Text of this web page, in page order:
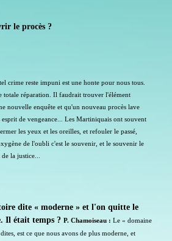
le procès ?
crime reste impuni est une honte pour nous tous.
totale réparation. Il faudrait trouver l'élément
nouvelle enquête et qu'un nouveau procès lave
esprit de vengeance... Les Martiniquais ont souvent
les yeux et les oreilles, et refouler le passé,
de l'oubli c'est le souvenir, et le souvenir le
la justice...
dite « moderne » et l'on quitte le
Il était temps ? P. Chamoiseau : Le « domaine
est ce que nous avons de plus moderne, et